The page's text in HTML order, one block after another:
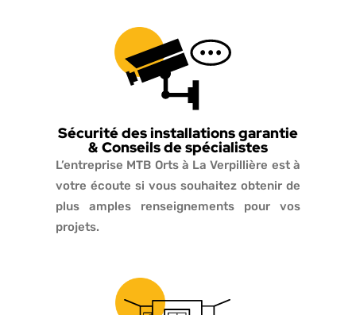
Sécurité des installations garantie
& Conseils de spécialistes
L’entreprise MTB Orts à La Verpillière est à
votre écoute si vous souhaitez obtenir de
plus amples renseignements pour vos
projets.